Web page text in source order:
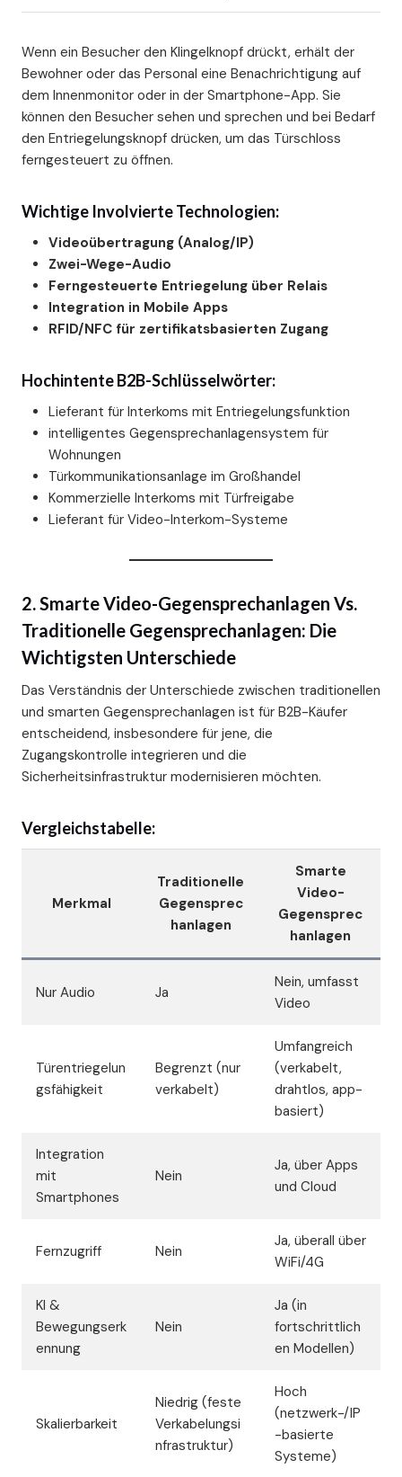
Wenn ein Besucher den Klingelknopf drückt, erhält der
Bewohner oder das Personal eine Benachrichtigung auf
dem Innenmonitor oder in der Smartphone-App. Sie
können den Besucher sehen und sprechen und bei Bedarf
den Entriegelungsknopf drücken, um das Türschloss
ferngesteuert zu öffnen.
Wichtige Involvierte Technologien:
Videoübertragung (Analog/IP)
Zwei-Wege-Audio
Ferngesteuerte Entriegelung über Relais
Integration in Mobile Apps
RFID/NFC für zertifikatsbasierten Zugang
Hochintente B2B-Schlüsselwörter:
Lieferant für Interkoms mit Entriegelungsfunktion
intelligentes Gegensprechanlagensystem für
Wohnungen
Türkommunikationsanlage im Großhandel
Kommerzielle Interkoms mit Türfreigabe
Lieferant für Video-Interkom-Systeme
2. Smarte Video-Gegensprechanlagen Vs.
Traditionelle Gegensprechanlagen: Die
Wichtigsten Unterschiede
Das Verständnis der Unterschiede zwischen traditionellen
und smarten Gegensprechanlagen ist für B2B-Käufer
entscheidend, insbesondere für jene, die
Zugangskontrolle integrieren und die
Sicherheitsinfrastruktur modernisieren möchten.
Vergleichstabelle:
Merkmal
Traditionelle
Gegensprec
hanlagen
Smarte
Video-
Gegensprec
hanlagen
Nur Audio Ja
Nein, umfasst
Video
Türentriegelun
gsfähigkeit
Begrenzt (nur
verkabelt)
Umfangreich
(verkabelt,
drahtlos, app-
basiert)
Integration
mit
Smartphones
Nein
Ja, über Apps
und Cloud
Fernzugriff Nein
Ja, überall über
WiFi/4G
KI &
Bewegungserk
ennung
Nein
Ja (in
fortschrittlich
en Modellen)
Skalierbarkeit
Niedrig (feste
Verkabelungsi
nfrastruktur)
Hoch
(netzwerk-/IP
-basierte
Systeme)